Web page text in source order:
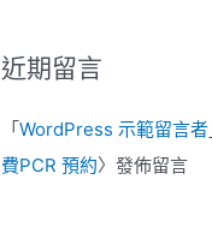
近期留言
「 WordPress 示範留言者
費PCR 預約〉發佈留言